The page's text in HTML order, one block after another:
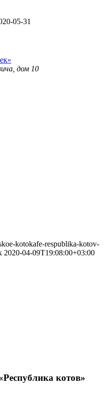
05-31
дом 10
kotokafe-respublika-kotov-
2020-04-09T19:08:00+03:00
котов»